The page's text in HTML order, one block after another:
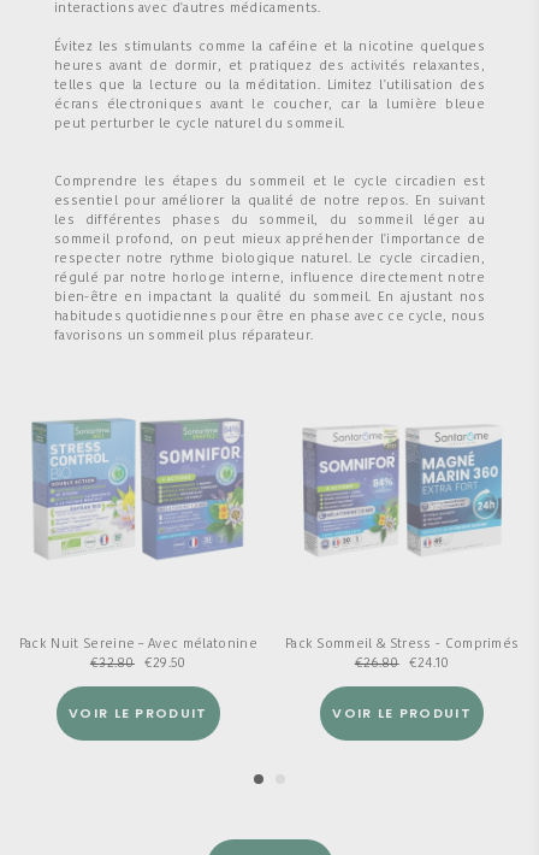
interactions avec d'autres médicaments.
Évitez les stimulants comme la caféine et la nicotine quelques
heures avant de dormir, et pratiquez des activités relaxantes,
telles que la lecture ou la méditation. Limitez l'utilisation des
écrans électroniques avant le coucher, car la lumière bleue
peut perturber le cycle naturel du sommeil.
Comprendre les étapes du sommeil et le cycle circadien est
essentiel pour améliorer la qualité de notre repos. En suivant
les différentes phases du sommeil, du sommeil léger au
sommeil profond, on peut mieux appréhender l'importance de
respecter notre rythme biologique naturel. Le cycle circadien,
régulé par notre horloge interne, influence directement notre
bien-être en impactant la qualité du sommeil. En ajustant nos
habitudes quotidiennes pour être en phase avec ce cycle, nous
favorisons un sommeil plus réparateur.
Pack Nuit Sereine – Avec mélatonine
€32.80 €29.50
VOIR LE PRODUIT
Pack Sommeil & Stress - Comprimés
€26.80 €24.10
VOIR LE PRODUIT